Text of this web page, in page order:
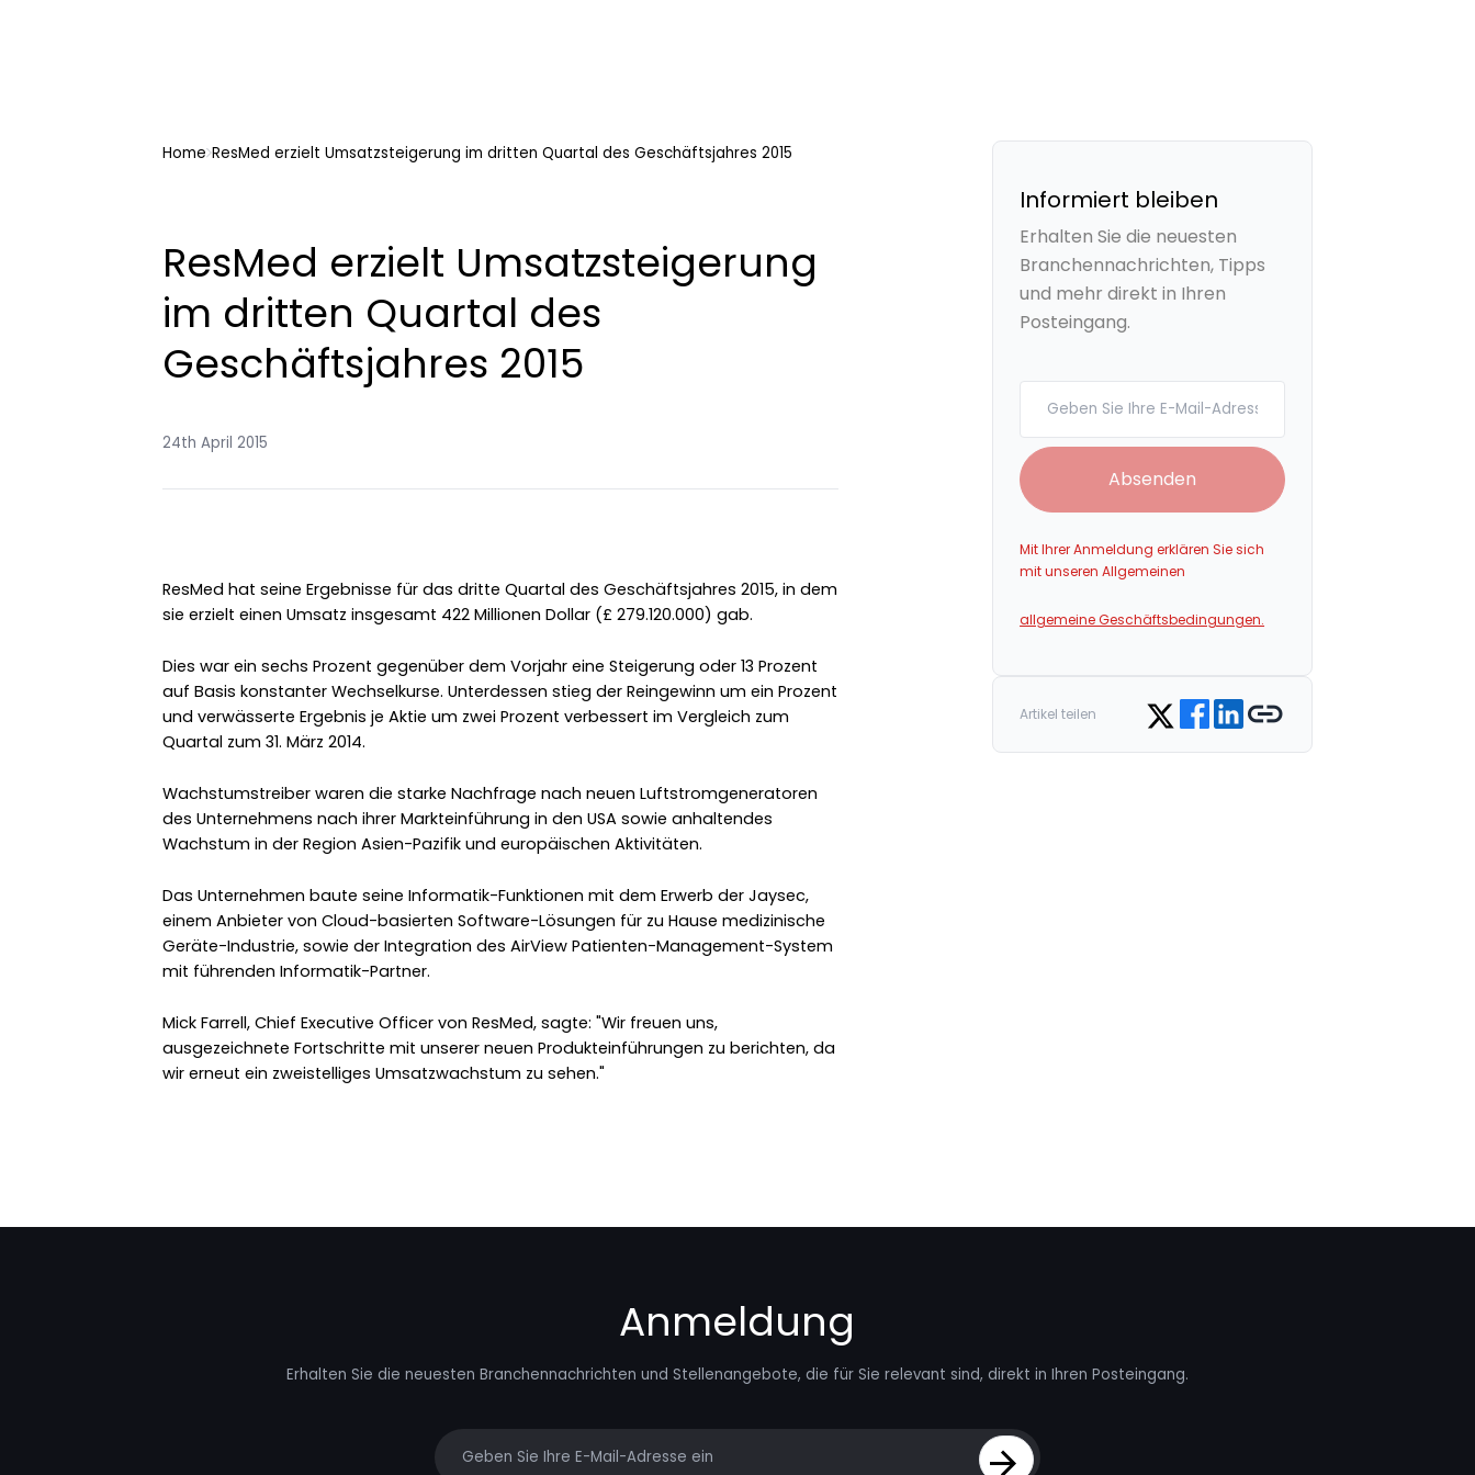
Home ResMed erzielt Umsatzsteigerung im dritten Quartal des Geschäftsjahres 2015
ResMed erzielt Umsatzsteigerung
im dritten Quartal des
Geschäftsjahres 2015
24th April 2015
ResMed hat seine Ergebnisse für das dritte Quartal des Geschäftsjahres 2015, in dem
sie erzielt einen Umsatz insgesamt 422 Millionen Dollar (£ 279.120.000) gab.
Dies war ein sechs Prozent gegenüber dem Vorjahr eine Steigerung oder 13 Prozent
auf Basis konstanter Wechselkurse. Unterdessen stieg der Reingewinn um ein Prozent
und verwässerte Ergebnis je Aktie um zwei Prozent verbessert im Vergleich zum
Quartal zum 31. März 2014.
Wachstumstreiber waren die starke Nachfrage nach neuen Luftstromgeneratoren
des Unternehmens nach ihrer Markteinführung in den USA sowie anhaltendes
Wachstum in der Region Asien-Pazifik und europäischen Aktivitäten.
Das Unternehmen baute seine Informatik-Funktionen mit dem Erwerb der Jaysec,
einem Anbieter von Cloud-basierten Software-Lösungen für zu Hause medizinische
Geräte-Industrie, sowie der Integration des AirView Patienten-Management-System
mit führenden Informatik-Partner.
Mick Farrell, Chief Executive Officer von ResMed, sagte: "Wir freuen uns,
ausgezeichnete Fortschritte mit unserer neuen Produkteinführungen zu berichten, da
wir erneut ein zweistelliges Umsatzwachstum zu sehen."
Informiert bleiben
Erhalten Sie die neuesten
Branchennachrichten, Tipps
und mehr direkt in Ihren
Posteingang.
Absenden
Mit Ihrer Anmeldung erklären Sie sich
mit unseren Allgemeinen
allgemeine Geschäftsbedingungen.
Artikel teilen Share on Twitter
Share on Facebook
Share on LinkedIn
Copy link
Anmeldung
Erhalten Sie die neuesten Branchennachrichten und Stellenangebote, die für Sie relevant sind, direkt in Ihren Posteingang.
Sign Up